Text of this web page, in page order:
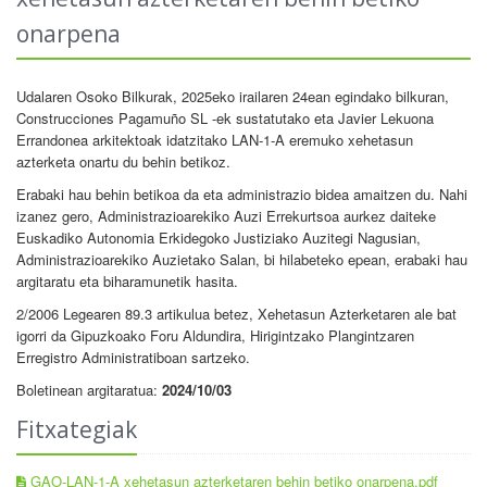
onarpena
Udalaren Osoko Bilkurak, 2025eko irailaren 24ean egindako bilkuran,
Construcciones Pagamuño SL -ek sustatutako eta Javier Lekuona
Errandonea arkitektoak idatzitako LAN-1-A eremuko xehetasun
azterketa onartu du behin betikoz.
Erabaki hau behin betikoa da eta administrazio bidea amai­tzen du. Nahi
izanez gero, Administrazioarekiko Auzi Errekur­tsoa aurkez daiteke
Euskadiko Autonomia Erkidegoko Justiziako Auzitegi Nagusian,
Administrazioarekiko Auzietako Salan, bi hilabeteko epean, erabaki hau
argitaratu eta biharamunetik hasita.
2/2006 Legearen 89.3 artikulua betez, Xehetasun Azterketaren ale bat
igorri da Gipuzkoako Foru Aldundira, Hirigin­tzako Plangin­tza­ren
Erregistro Administratiboan sar­tzeko.
Boletinean argitaratua: 2024/10/03
Fitxategiak
GAO-LAN-1-A xehetasun azterketaren behin betiko onarpena.pdf